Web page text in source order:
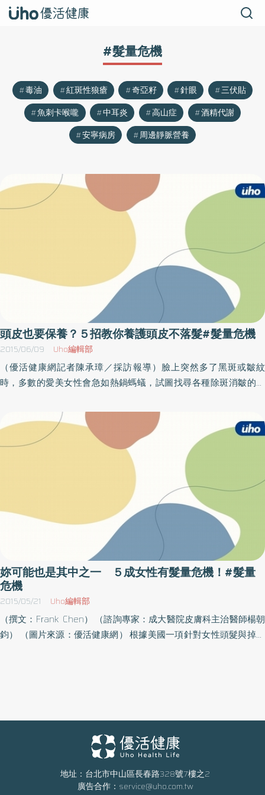
#髮量危機
毒油 紅斑性狼瘡 奇亞籽 針眼
三伏貼
魚刺卡喉嚨
中耳炎 高山症
酒精代謝
安寧病房
周邊靜脈營養
頭皮也要保養？５招教你養護頭皮不落髮#髮量危機
2015/06/09 Uho編輯部
（優活健康網記者陳承璋／採訪報導）臉上突然多了黑斑或皺紋
時，多數的愛美女性會急如熱鍋螞蟻，試圖找尋各種除斑消皺的產
成大醫院皮膚科主治醫師楊朝鈞指出，過了30歲之後，頭皮與肌膚
一樣會逐漸老化，除了讓髮質乾澀、易斷，恐怕還會產生難以挽回
的髮量危機！30歲過後頭皮開始老化 不保養小心大量落髮什麼是頭
皮老化？頭皮會隨著年齡增加而老化，當頭髮失去營養，就會開始
逐漸掉落。大眾所熟知的落髮問題，大多是遺傳性雄性禿、休止期
落髮、頭癬、缺鐵性落髮，但其實，頭皮老化也會造成落髮，尤其
現代女性因生活壓力、作息失調，或為求髮型變化時常染燙，長時
間下，也會加速頭髮老化，甚至出現髮量危機。一般來說，正常的
落髮量，每天落在50到100根之間，根據楊醫師觀察，頭皮老化約
30歲以後就會顯現，值得注意的是，如果平常愛吃油炸、辛辣類食
物，或是作息不正常，在不了解什麼是保養頭皮的觀念下，很容易
過了40歲後，就開始大量落髮！保養頭皮5要訣 讓你遠離髮量危機
1） 選擇適合的洗髮產品／不同髮質應挑選不同種類的洗護髮產品，
例如，油性髮質應使用清爽型，而乾、中性髮質則可使用滋養型洗
護髮產品，且沖洗水溫別過燙。2） 選擇溫和的護髮成份／可選擇含
有人參、冬蟲夏草、靈芝等中藥萃取的養髮成份，楊醫師也指出，
常／熬夜、吃油炸、吃甜食等行為，除了會使肌膚老化，頭皮也會
受到影響。楊醫師提醒，大多數的民眾只注重臉上肌膚保養，卻全
然忘記頭皮也應該要一同保養，若在40歲後，落髮量明顯增多，就
應趕緊就醫，以免症狀加劇，進而傷了自信！
妳可能也是其中之一 ５成女性有髮量危機！#髮量
危機
2015/05/21 Uho編輯部
（撰文：Frank Chen） （諮詢專家：成大醫院皮膚科主治醫師楊朝
鈞） （圖片來源：優活健康網） 根據美國一項針對女性頭髮與掉髮
專利？女人頂上問題更多 「男人的禿頭比例較高？」這是大多數人
的刻板印象，但事實上，女性的頂上問題，恐怕會比男性來得還要
多！成大醫院皮膚科主治醫師楊朝鈞指出，門診上主訴掉髮的患
者，常常都是女性來得比男性多，其中又以30～50歲的女性為大
地址：台北市中山區長春路328號7樓之2
廣告合作： service@uho.com.tw